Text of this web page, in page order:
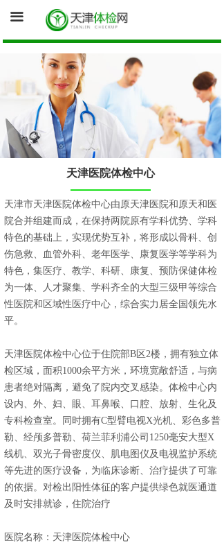
끀
首页
询底价（医院体检中心为您报价）
促销体检卡
体检资讯
健康证体检
天津医院体检中心
天津市天津医院体检中心由原天津医院和原天和医
院合并组建而成，在保持两院原有学科优势、学科
特色的基础上，实现优势互补，将形成以骨科、创
伤急救、血管外科、老年医学、康复医学等学科为
特色，集医疗、教学、科研、康复、预防保健体检
为一体、人才聚集、学科齐全的大型三级甲等综合
性医院和区域性医疗中心，综合实力居全国领先水
平。
天津医院体检中心位于住院部B区2楼，拥有独立体
检区域，面积1000余平方米，环境宽敞舒适，与病
患者绝对隔离，避免了院内交叉感染。体检中心内
设内、外、妇、眼、耳鼻喉、口腔、放射、生化及
专科检查室。同时拥有C型臂电视X光机、彩色多普
勒、经颅多普勒、荷兰菲利浦公司1250毫安大型X
线机、双光子骨密度仪、肌电图仪及电视监护系统
等先进的医疗设备，为临床诊断、治疗提供了可靠
的依据。对检出阳性体征的客户提供绿色就医通道
及时安排就诊，住院治疗
医院名称：天津医院体检中心